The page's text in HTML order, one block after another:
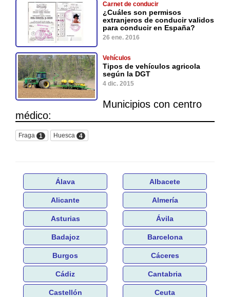
Carnet de conducir
¿Cuáles son permisos
extranjeros de conducir validos
para conducir en España?
26 ene. 2016
Vehículos
Tipos de vehículos agricola
según la DGT
4 dic. 2015
Municipios con centro
médico:
Fraga 1 Huesca 4
Álava Albacete
Alicante Almería
Asturias Ávila
Badajoz Barcelona
Burgos Cáceres
Cádiz Cantabria
Castellón Ceuta